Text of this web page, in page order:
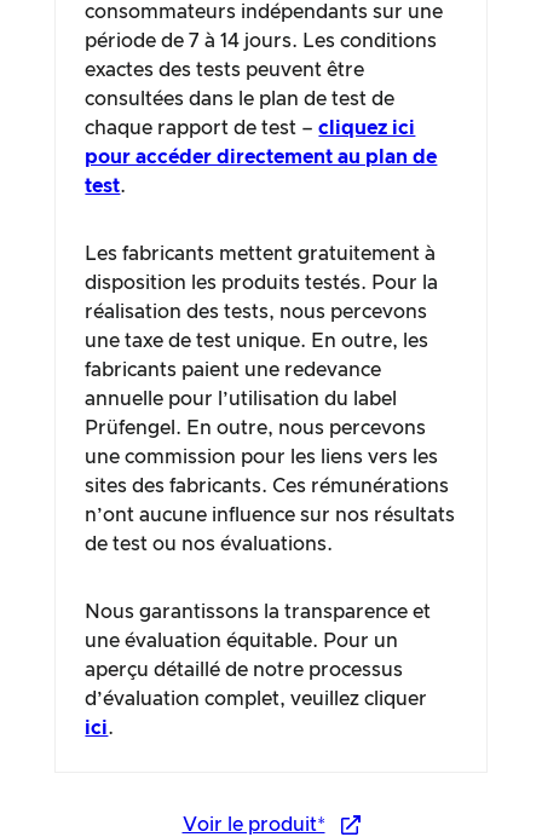
consommateurs indépendants sur une
période de 7 à 14 jours. Les conditions
exactes des tests peuvent être
consultées dans le plan de test de
chaque rapport de test –cliquez ici
pour accéder directement au plan de
test.
Les fabricants mettent gratuitement à
disposition les produits testés. Pour la
réalisation des tests, nous percevons
une taxe de test unique. En outre, les
fabricants paient une redevance
annuelle pour l’utilisation du label
Prüfengel. En outre, nous percevons
une commission pour les liens vers les
sites des fabricants. Ces rémunérations
n’ont aucune influence sur nos résultats
de test ou nos évaluations.
Nous garantissons la transparence et
une évaluation équitable. Pour un
aperçu détaillé de notre processus
d’évaluation complet, veuillez cliquer
ici.
Voir le produit*